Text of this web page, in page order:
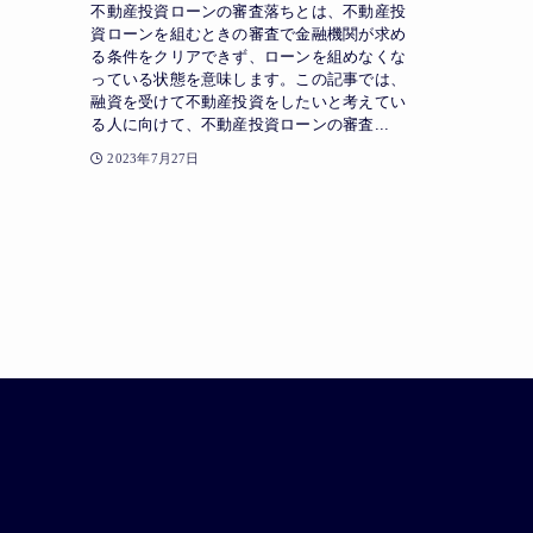
不動産投資ローンの審査落ちとは、不動産投
資ローンを組むときの審査で金融機関が求め
る条件をクリアできず、ローンを組めなくな
っている状態を意味します。この記事では、
融資を受けて不動産投資をしたいと考えてい
る人に向けて、不動産投資ローンの審査...
2023年7月27日